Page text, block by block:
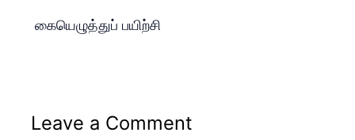
கையெழுத்துப் பயிற்சி
Leave a Comment